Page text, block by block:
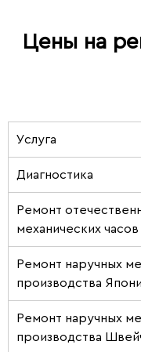
Цены на
Услуга
Диагностика
Ремонт
механических часов
Ремонт наручных
производства
Ремонт наручных
производства